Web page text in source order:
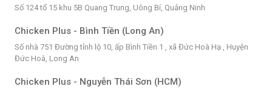
Số 124 tổ 15 khu 5B Quang Trung, Uông Bí, Quảng Ninh
Chicken Plus - Bình Tiền (Long An)
Số nhà 751 Đường tỉnh lộ 10, ấp Bình Tiền 1 , xã Đức Hoà Hạ , Huyện
Đức Hoà, Long An
Chicken Plus - Nguyễn Thái Sơn (HCM)